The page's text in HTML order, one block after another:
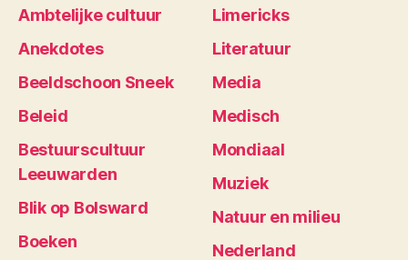
Ambtelijke cultuur
Anekdotes
Beeldschoon Sneek
Beleid
Bestuurscultuur
Leeuwarden
Blik op Bolsward
Boeken
Limericks
Literatuur
Media
Medisch
Mondiaal
Muziek
Natuur en milieu
Nederland